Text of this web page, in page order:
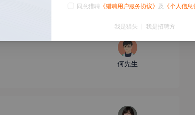
HRM
何先生
同意猎聘 《猎聘用户服务协议》 及 《个人信
我是猎头 我是招聘方